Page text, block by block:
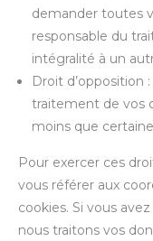
demander toutes
responsable du
intégralité à un
Droit d’opposition
traitement de vos
moins que
Pour exercer ces
vous référer aux
cookies. Si vous
nous traitons vos